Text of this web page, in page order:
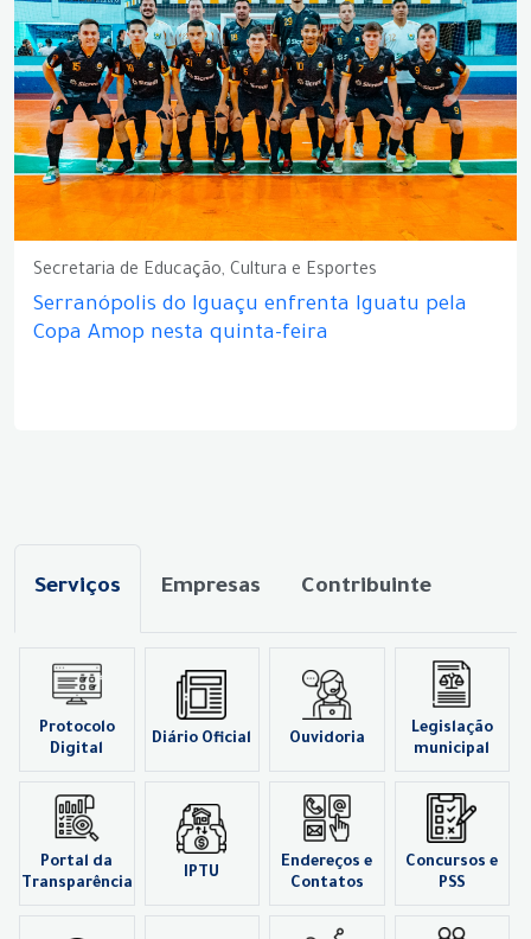
Secretaria de Educação, Cultura e Esportes
Serranópolis do Iguaçu enfrenta Iguatu pela
Copa Amop nesta quinta-feira
Serviços Empresas Contribuinte
Protocolo
Digital
Diário Oficial Ouvidoria
Legislação
municipal
Portal da
Transparência
IPTU
Endereços e
Contatos
Concursos e
PSS